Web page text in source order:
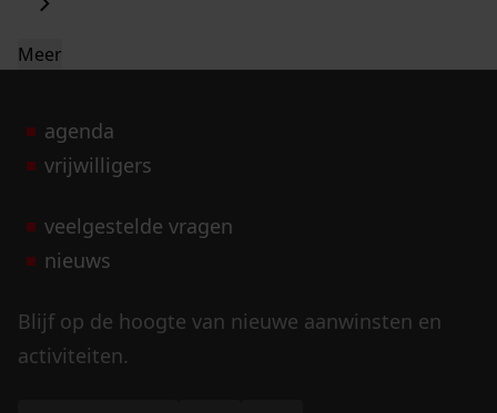
Meer
agenda
vrijwilligers
veelgestelde vragen
nieuws
Blijf op de hoogte van nieuwe aanwinsten en
activiteiten.